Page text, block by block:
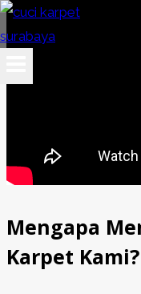
Mengapa
Karpet Kami?